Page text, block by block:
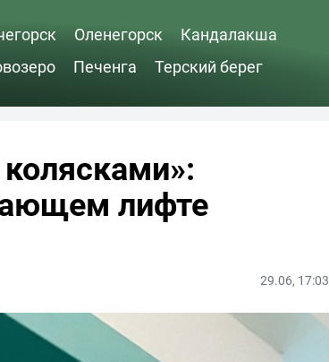
Оленегорск
Кандалакша
Печенга Терский берег
лифте
29.06, 17:03